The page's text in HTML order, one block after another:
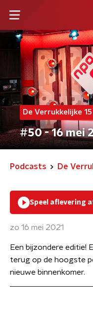
De Verrukkelijke 15
#50 - 16 mei
Podcasts De
Speel aflevering
zo 16 mei 2021
Een bijzondere editie!
terug op de hoogste
nieuwe binnenkomer.